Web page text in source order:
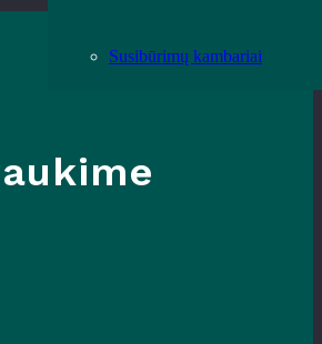
Susibūrimų kambariai